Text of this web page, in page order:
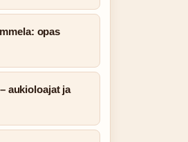
opas
aukioloajat ja